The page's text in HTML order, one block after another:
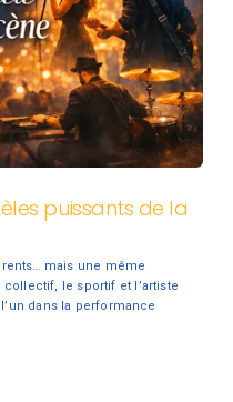
puissants de la
mais une même
le sportif et l’artiste
dans la performance